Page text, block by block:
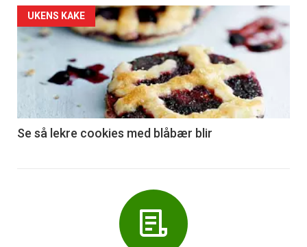
Forsiden
akkurat
nå
6
UKENS KAKE
Se så lekre cookies med blåbær blir